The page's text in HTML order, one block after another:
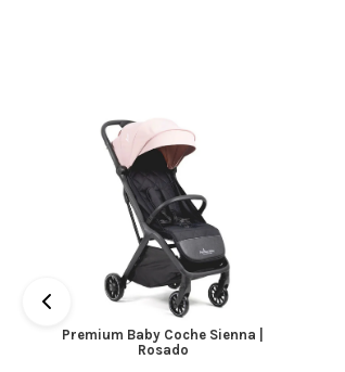
Premium Baby Coche Sienna |
Rosado